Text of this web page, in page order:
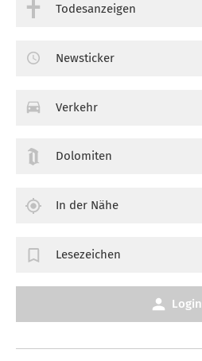
Todesanzeigen
Newsticker
Verkehr
Dolomiten
In der Nähe
Lesezeichen
Login